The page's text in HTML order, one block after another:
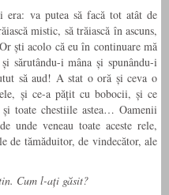
va putea să facă tot atât de
mistic, să trăiască în ascuns,
ști acolo că eu în continuare mă
sărutându-i mâna și spunându-i
să aud! A stat o oră și ceva o
și ce-a pățit cu bobocii, și ce
toate chestiile astea… Oamenii
unde veneau toate aceste rele,
de tămăduitor, de vindecător, ale
Cum l-ați găsit?